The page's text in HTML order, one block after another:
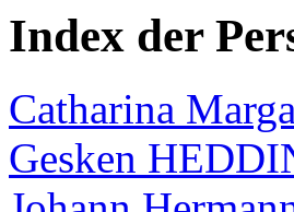
Index der
Catharina
Gesken